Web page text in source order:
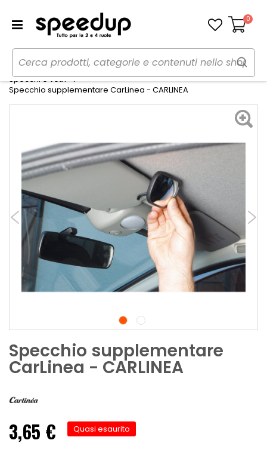
Carrello
0
Home Auto
Accessori interni e comfort
Specchi e vetri
Specchio supplementare CarLinea - CARLINEA
Specchio supplementare
CarLinea - CARLINEA
3,65 € Quasi esaurito